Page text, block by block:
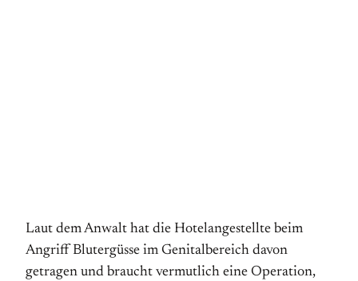
Laut dem Anwalt hat die Hotelangestellte beim
Angriff Blutergüsse im Genitalbereich davon
getragen und braucht vermutlich eine Operation,